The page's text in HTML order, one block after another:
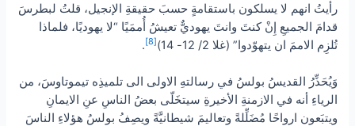
رأيتُ انهم لا يسلكون باستقامةٍ حسبَ حقيقةِ الإنجيل، قلتُ لبطرسَ
قدامَ الجميعِ إِنْ كنتَ وانتَ يهوديٌّ تعيشُ أُممَيًا “لا يهوديًا، فلماذا
تُلزِم الاممَ ان يتهوّدوا” (غلا 2/ 12- 14)
[8]
.
وَيُحَذِّرُ القديسُ بولسُ في رسالتهِ الاولى الى تلميذِه تيموتاوسَ، من
الرياءِ أنه في الازمنةِ الأخيرةِ سيتخَلّى بعضُ الناسِ عنِ الايمانِ
ويتبَعون ارواحًا مُضَلِّلةً وتعاليمَ شيطانيَّةً ويصِفُ بولسُ هؤلاءِ الناسَ